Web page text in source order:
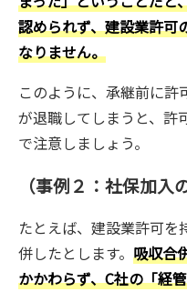
認められず、建設業許可
なりません。
このように、承継前に許
が退職してしまうと、許
で注意しましょう。
（事例２：社保加入
たとえば、建設業許可を
併したとします。 吸収合
かかわらず、C社の「経